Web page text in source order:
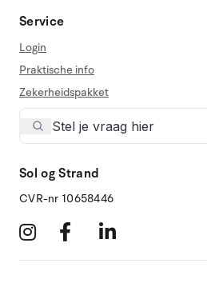
Service
Login
Praktische info
Zekerheidspakket
Sol og Strand
CVR-nr 10658446